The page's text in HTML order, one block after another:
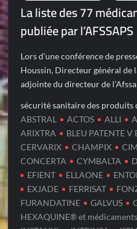
La liste des 77
publiée par l’AFSSAPS
Lors d’une conférence de
Houssin, Directeur général de
adjointe du directeur de
sécurité sanitaire des produits
ABSTRAL ACTOS ALLI
ARIXTRA
BLEU PATENTE V
CERVARIX
CHAMPIX
CONCERTA
CYMBALTA
EFIENT
ELLAONE
EXJADE
FERRISAT
FURANDATINE
GALVUS
HEXAQUINE® et